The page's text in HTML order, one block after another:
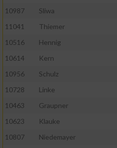
10987 Sliwa
11041
Thiemer
10516
Hennig
10614
Kern
10956
Schulz
10728
Linke
10463
Graupner
10623
Klauke
10807
Niedemayer